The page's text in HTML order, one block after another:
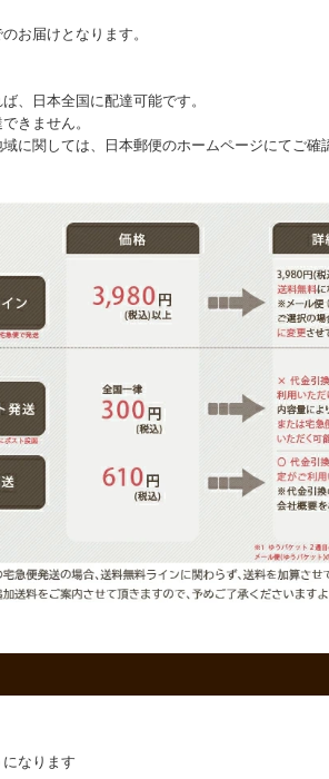
お届けとなります。
、日本全国に配達可能です。
きません。
に関しては、日本郵便のホームページにてご確
なります